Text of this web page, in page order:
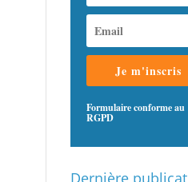
Je m'inscris
Formulaire conforme au
RGPD
Dernière